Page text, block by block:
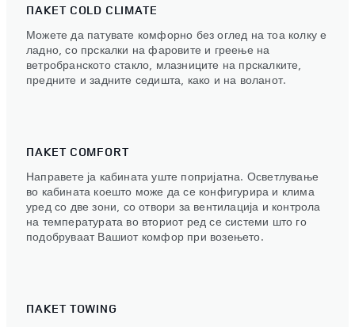
ПАКЕТ COLD CLIMATE
Можете да патувате комфорно без оглед на тоа колку е
ладно, со прскалки на фаровите и греење на
ветробранското стакло, млазниците на прскалките,
предните и задните седишта, како и на воланот.
ПАКЕТ COMFORT
Направете ја кабината уште попријатна. Осветлување
во кабината коешто може да се конфигурира и клима
уред со две зони, со отвори за вентилација и контрола
на температурата во вториот ред се системи што го
подобруваат Вашиот комфор при возењето.
ПАКЕТ TOWING